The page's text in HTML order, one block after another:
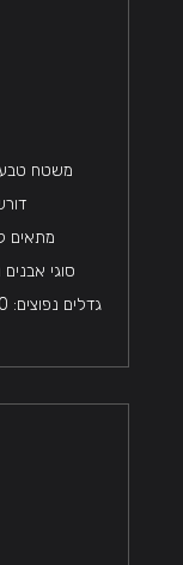
משטח טבעי
מתאים
סוגי